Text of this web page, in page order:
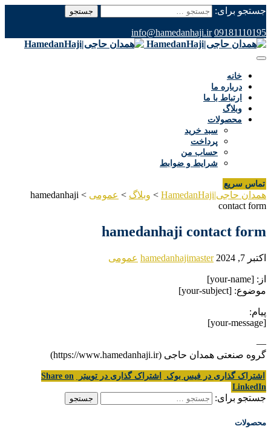
جستجو برای:
09181110195
info@hamedanhaji.ir
خانه
درباره ما
ارتباط با ما
وبلاگ
محصولات
سبد خرید
پرداخت
حساب من
شرایط و ضوابط
تماس سریع
همدان حاجی|HamedanHaji > وبلاگ > عمومی >
hamedanhaji
contact form
hamedanhaji contact form
اکتبر 7, 2024 hamedanhajimaster عمومی
از: [your-name]
موضوع: [your-subject]
پیام:
[your-message]
—
گروه صنعتی همدان حاجی (https://www.hamedanhaji.ir)
اشتراک گذاری در فیس بوک اشتراک گذاری در توییتر
Share on
LinkedIn
جستجو برای:
محصولات